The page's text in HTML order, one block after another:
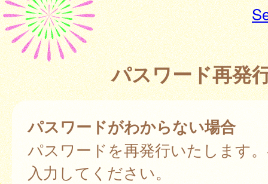
パスワード再発
パスワードがわからない場合
パスワードを再発行いたします
入力してください。